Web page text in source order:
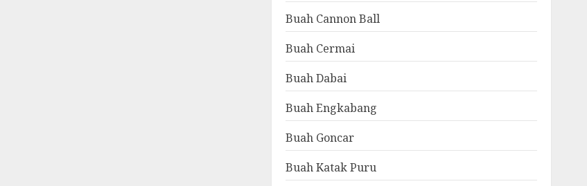
Buah Cannon Ball
Buah Cermai
Buah Dabai
Buah Engkabang
Buah Goncar
Buah Katak Puru